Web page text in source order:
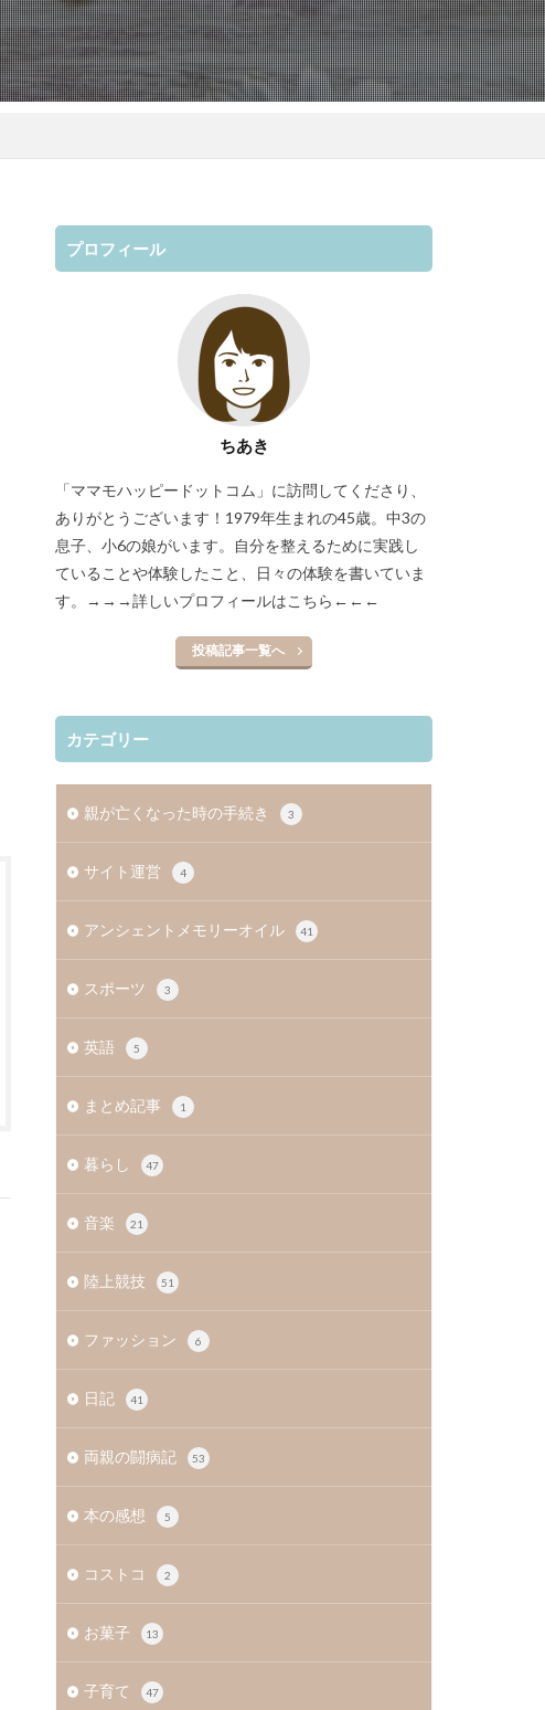
プロフィール
ちあき
「ママモハッピードットコム」に訪問してくださり、
ありがとうございます！1979年生まれの45歳。中3の
息子、小6の娘がいます。自分を整えるために実践し
ていることや体験したこと、日々の体験を書いていま
す。
→→→詳しいプロフィールはこちら←←←
投稿記事一覧へ
カテゴリー
親が亡くなった時の手続き 3
サイト運営 4
アンシェントメモリーオイル 41
スポーツ 3
英語 5
まとめ記事 1
暮らし 47
音楽 21
陸上競技 51
ファッション 6
日記 41
両親の闘病記 53
本の感想 5
コストコ 2
お菓子 13
子育て 47